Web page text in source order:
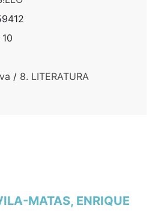
10
/ 8. LITERATURA
MATAS, ENRIQUE